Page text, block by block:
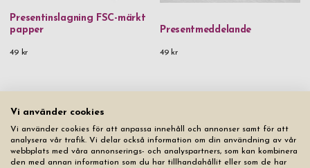
Presentinslagning FSC-märkt
papper
49 kr
Presentmeddelande
49 kr
Från samma produktserie
Vi använder cookies
Vi använder cookies för att anpassa innehåll och annonser samt för att
analysera vår trafik. Vi delar också information om din användning av vår
webbplats med våra annonserings- och analyspartners, som kan kombinera
den med annan information som du har tillhandahållit eller som de har